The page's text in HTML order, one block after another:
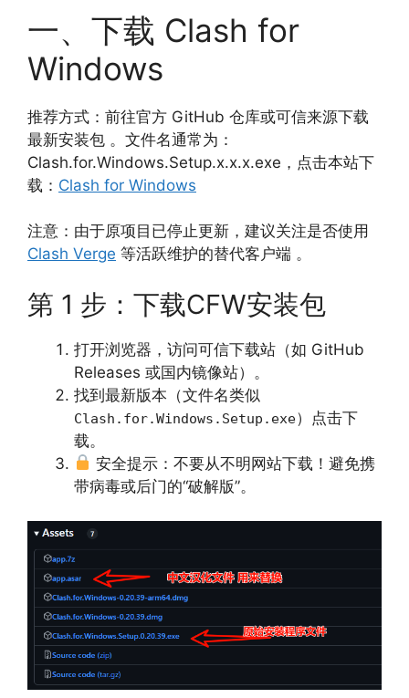
一、下载 Clash for
Windows
推荐方式：前往官方 GitHub 仓库或可信来源下载
最新安装包 。文件名通常为：
Clash.for.Windows.Setup.x.x.x.exe，点击本站下
载： Clash for Windows
注意：由于原项目已停止更新，建议关注是否使用
Clash Verge 等活跃维护的替代客户端 。
第 1 步：下载CFW安装包
打开浏览器，访问可信下载站（如 GitHub
Releases 或国内镜像站）。
找到最新版本（文件名类似
Clash.for.Windows.Setup.exe）点击下
载。
安全提示：不要从不明网站下载 ！避免携
带病毒或后门的“破解版”。